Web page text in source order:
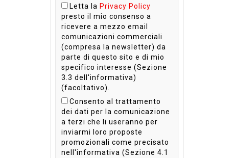
Letta la Privacy Policy
presto il mio consenso a
ricevere a mezzo email
comunicazioni commerciali
(compresa la newsletter) da
parte di questo sito e di mio
specifico interesse (Sezione
3.3 dell'informativa)
(facoltativo).
Consento al trattamento
dei dati per la comunicazione
a terzi che li useranno per
inviarmi loro proposte
promozionali come precisato
nell'informativa (Sezione 4.1